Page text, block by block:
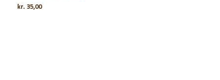
kr. 35,00